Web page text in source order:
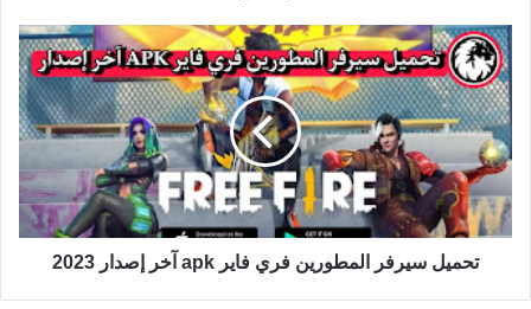
تحميل سيرفر المطورين فري فاير apk آخر إصدار 2023